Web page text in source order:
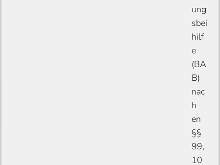
ung
sbei
hilf
e
(BA
B)
nac
h
en
§§
99,
10